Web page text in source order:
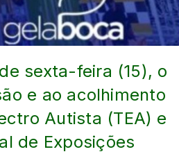
sexta-feira (15), o
e ao acolhimento
Autista (TEA) e
de Exposições